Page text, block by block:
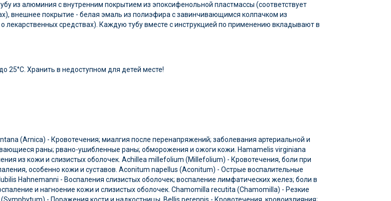
из алюминия с внутренним покрытием из эпоксифенольной пластмассы (соответствует
внешнее покрытие - белая эмаль из полиэфира с завинчивающимся колпачком из
лекарственных средствах). Каждую тубу вместе с инструкцией по применению вкладывают в
25°С. Хранить в недоступном для детей месте!
(Arnica) - Кровотечения; миалгия после перенапряжений; заболевания артериальной и
раны; рвано-ушибленные раны; обморожения и ожоги кожи. Hamamelis virginiana
из кожи и слизистых оболочек. Achillea millefolium (Millefolium) - Кровотечения, боли при
особенно кожи и суставов. Aconitum napellus (Aconitum) - Острые воспалительные
Hahnemanni - Воспаления слизистых оболочек; воспаление лимфатических желез; боли в
и нагноение кожи и слизистых оболочек. Chamomilla recutita (Chamomilla) - Резкие